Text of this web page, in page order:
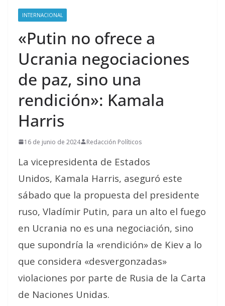
INTERNACIONAL
«Putin no ofrece a
Ucrania negociaciones
de paz, sino una
rendición»: Kamala
Harris
16 de junio de 2024 Redacción Políticos
La vicepresidenta de Estados
Unidos, Kamala Harris, aseguró este
sábado que la propuesta del presidente
ruso, Vladímir Putin, para un alto el fuego
en Ucrania no es una negociación, sino
que supondría la «rendición» de Kiev a lo
que considera «desvergonzadas»
violaciones por parte de Rusia de la Carta
de Naciones Unidas.